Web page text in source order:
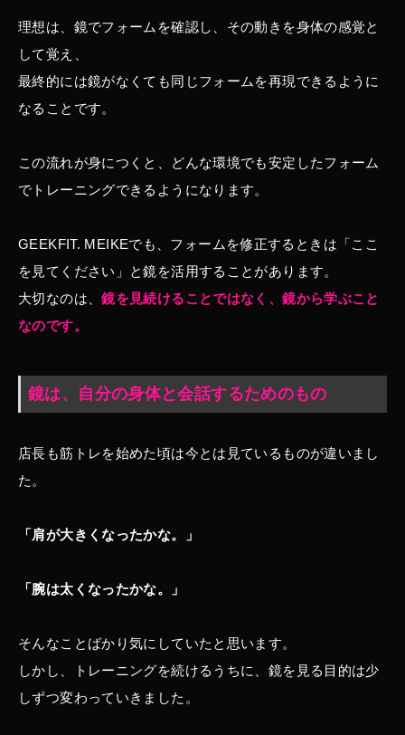
理想は、鏡でフォームを確認し、その動きを身体の感覚と
して覚え、
最終的には鏡がなくても同じフォームを再現できるように
なることです。
この流れが身につくと、どんな環境でも安定したフォーム
でトレーニングできるようになります。
GEEKFIT. MEIKEでも、フォームを修正するときは「ここ
を見てください」と鏡を活用することがあります。
大切なのは、鏡を見続けることではなく、鏡から学ぶこと
なのです。
鏡は、自分の身体と会話するためのもの
店長も筋トレを始めた頃は今とは見ているものが違いまし
た。
「肩が大きくなったかな。」
「腕は太くなったかな。」
そんなことばかり気にしていたと思います。
しかし、トレーニングを続けるうちに、鏡を見る目的は少
しずつ変わっていきました。